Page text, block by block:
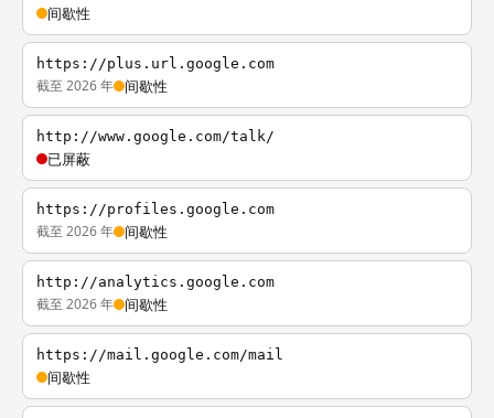
间歇性
https://plus.url.google.com
截至 2026 年 间歇性
http://www.google.com/talk/
已屏蔽
https://profiles.google.com
截至 2026 年 间歇性
http://analytics.google.com
截至 2026 年 间歇性
https://mail.google.com/mail
间歇性